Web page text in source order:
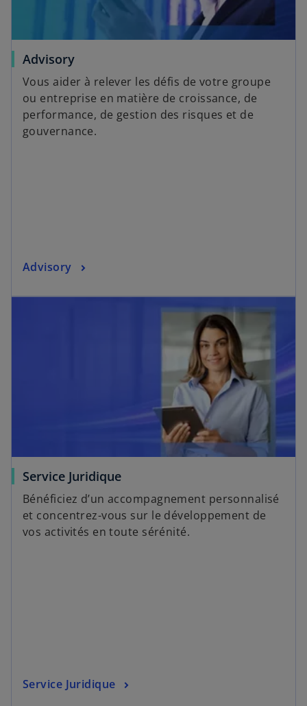
Advisory
Vous aider à relever les défis de votre groupe
ou entreprise en matière de croissance, de
performance, de gestion des risques et de
gouvernance.
Advisory
Service Juridique
Bénéficiez d’un accompagnement personnalisé
et concentrez-vous sur le développement de
vos activités en toute sérénité.
Service Juridique